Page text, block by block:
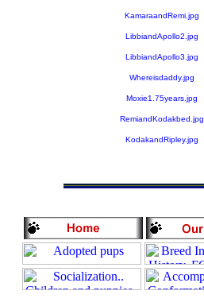
KamaraandRemi.jpg
LibbiandApollo2.jpg
LibbiandApollo3.jpg
Whereisdaddy.jpg
Moxie1.75years.jpg
RemiandKodakbed.jpg
KodakandRipley.jpg